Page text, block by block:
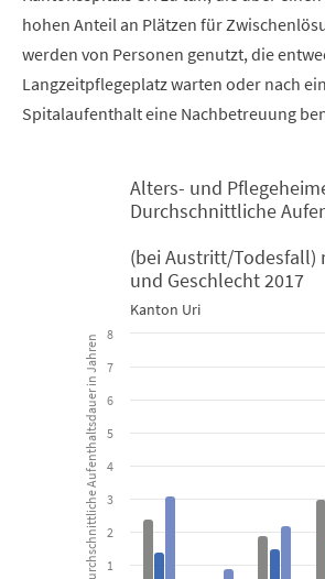
hohen Anteil an Plätzen für
werden von Personen genutzt, die
Langzeitpflegeplatz warten oder nach
Spitalaufenthalt eine Nachbetreuung
Bar chart with 3 data series.
View as data table, Alters- und
The chart has 1 X axis displaying
The chart has 1 Y axis displaying
Durchschnittliche Aufenthaltsdauer in Jahren
Alters- und
Durchschnittliche
(bei Austritt/Todesfall)
und Geschlecht 2017
Kanton Uri
1
2
3
4
5
6
7
8